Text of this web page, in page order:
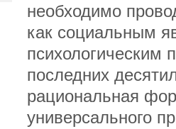
необходимо
как социальным
психологическим
последних
рациональная
универсального